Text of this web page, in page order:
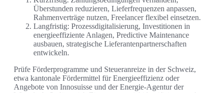
Überstunden reduzieren, Lieferfrequenzen anpassen,
Rahmenverträge nutzen, Freelancer flexibel einsetzen.
Langfristig: Prozessdigitalisierung, Investitionen in
energieeffiziente Anlagen, Predictive Maintenance
ausbauen, strategische Lieferantenpartnerschaften
entwickeln.
Prüfe Förderprogramme und Steueranreize in der Schweiz,
etwa kantonale Fördermittel für Energieeffizienz oder
Angebote von Innosuisse und der Energie-Agentur der